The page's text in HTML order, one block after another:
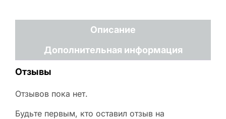
Описание
Дополнительная информация
Отзывы
Отзывов пока нет.
Будьте первым, кто оставил отзыв на